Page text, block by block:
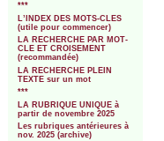
***
L’INDEX DES MOTS-CLES
(utile pour commencer)
LA RECHERCHE PAR MOT-
CLE ET CROISEMENT
(recommandée)
LA RECHERCHE PLEIN
TEXTE sur un mot
***
LA RUBRIQUE UNIQUE à
partir de novembre 2025
Les rubriques antérieures à
nov. 2025 (archive)